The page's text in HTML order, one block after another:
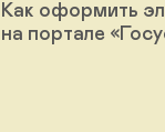
Как оформить
на портале